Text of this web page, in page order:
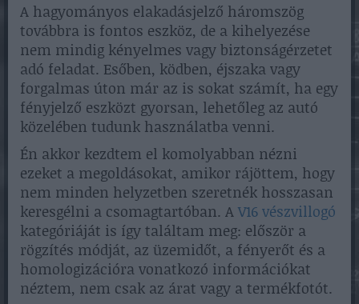
A hagyományos elakadásjelző háromszög
továbbra is fontos eszköz, de a kihelyezése
nem mindig kényelmes vagy biztonságérzetet
adó feladat. Esőben, ködben, éjszaka vagy
forgalmas úton már az is sokat számít, ha egy
fényjelző eszközt gyorsan, lehetőleg az autó
közelében tudunk használatba venni.
Én akkor kezdtem el komolyabban nézni
ezeket a megoldásokat, amikor rájöttem, hogy
nem minden helyzetben szeretnék hosszasan
keresgélni a csomagtartóban. AV16 vészvillogó
kategóriáját is így találtam meg: először a
rögzítés módját, az üzemidőt, a fényerőt és a
homologizációra vonatkozó információkat
néztem, nem csak az árat vagy a termékfotót.